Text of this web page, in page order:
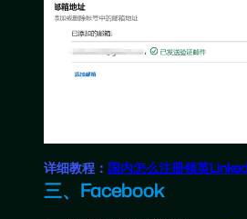
详细教程： 国内怎么注册领英
三、Facebook